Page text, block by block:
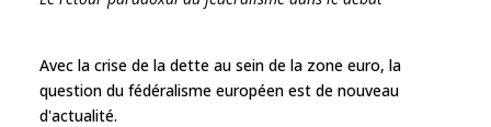
Avec la crise de la dette au sein de la zone euro, la
question du fédéralisme européen est de nouveau
d'actualité.